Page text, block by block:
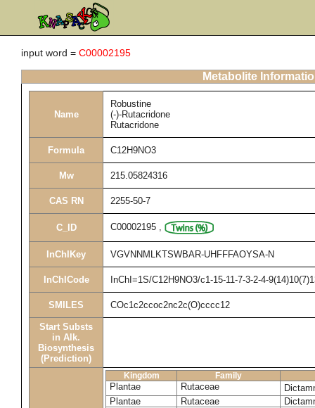
input word = C00002195
Metabolite
Name
Robustine
(-)-Rutacridone
Rutacridone
Formula C12H9NO3
Mw 215.05824316
CAS RN 2255-50-7
C_ID C00002195 ,
InChIKey VGVNNMLKTSWBAR-UHFFFAOYSA-N
InChICode InChI=1S/C12H9NO3/c1-15-11-7-3-2-4-
SMILES COc1c2ccoc2nc2c(O)cccc12
Start Substs
in Alk.
Biosynthesis
(Prediction)
Kingdom Family
Plantae Rutaceae
Plantae
Rutaceae